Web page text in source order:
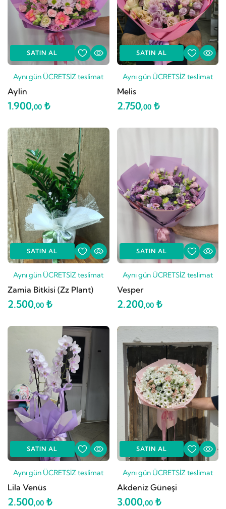
SATIN AL
Aynı gün ÜCRETSİZ teslimat
Aylin
1.900,00 ₺
SATIN AL
Aynı gün ÜCRETSİZ teslimat
Melis
2.750,00₺
SATIN AL
Aynı gün ÜCRETSİZ teslimat
Zamia Bitkisi (Zz Plant)
2.500,00 ₺
SATIN AL
Aynı gün ÜCRETSİZ teslimat
Vesper
2.200,00₺
SATIN AL
Aynı gün ÜCRETSİZ teslimat
Lila Venüs
2.500,00 ₺
SATIN AL
Aynı gün ÜCRETSİZ teslimat
Akdeniz Güneşi
3.000,00₺